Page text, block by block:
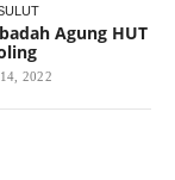
Agung HUT
2022